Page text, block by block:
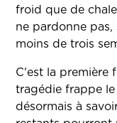
froid que de
ne pardonne
moins de trois
C'est la première
tragédie frappe
désormais à